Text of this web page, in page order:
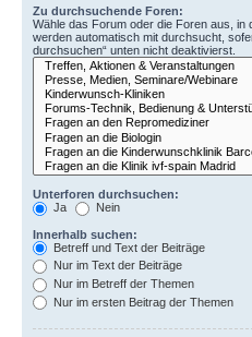
Zu durchsuchende Foren:
Wähle das Forum oder die Foren aus,
werden automatisch mit durchsucht,
durchsuchen“ unten nicht deaktivierst.
Unterforen durchsuchen:
Ja
Nein
Innerhalb suchen:
Betreff und Text der Beiträge
Nur im Text der Beiträge
Nur im Betreff der Themen
Nur im ersten Beitrag der Themen